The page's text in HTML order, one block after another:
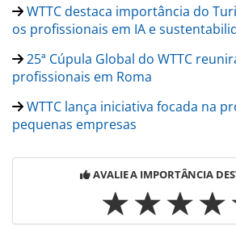
WTTC destaca importância do
os profissionais em IA e
25ª Cúpula Global do WTTC
profissionais em Roma
WTTC lança iniciativa focada na
pequenas empresas
AVALIE A IMPORTÂNCIA